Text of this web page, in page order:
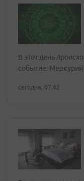
В этот день
событие: Меркурий
сегодня, 07:42